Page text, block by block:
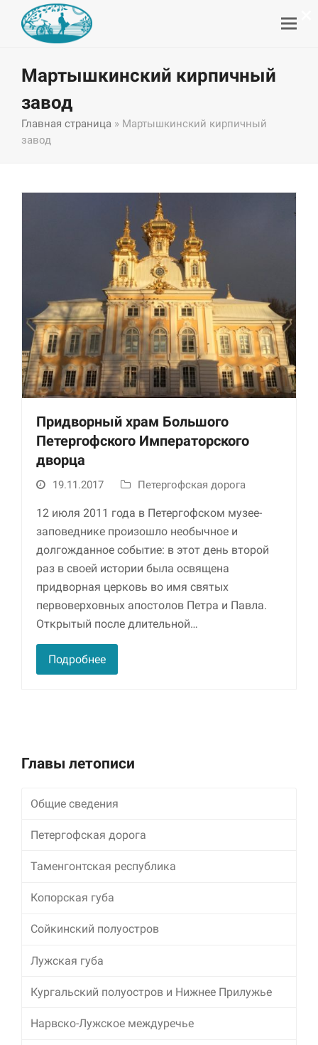
Мартышкинский кирпичный
завод
Главная страница » Мартышкинский кирпичный
завод
Придворный храм Большого
Петергофского Императорского
дворца
19.11.2017 Петергофская дорога
12 июля 2011 года в Петергофском музее-
заповеднике произошло необычное и
долгожданное событие: в этот день второй
раз в своей истории была освящена
придворная церковь во имя святых
первоверховных апостолов Петра и Павла.
Открытый после длительной…
Подробнее
Главы летописи
Общие сведения
Петергофская дорога
Таменгонтская республика
Копорская губа
Сойкинский полуостров
Лужская губа
Кургальский полуостров и Нижнее Прилужье
Нарвско-Лужское междуречье
Использование
обязательно. Они
необходимы для
веб-сайта.
Статистика и
аналитика
Для того чтобы
Делясь своими
информацией о вашем